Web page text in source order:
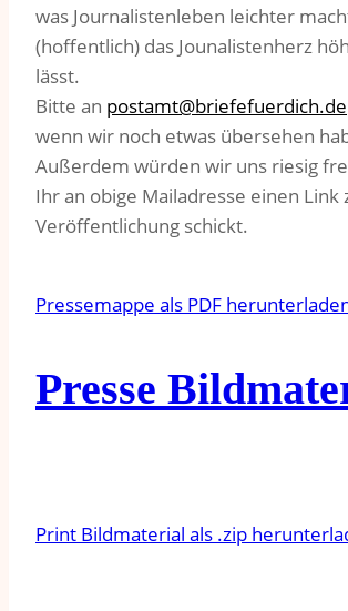
was Journalistenleben leichter
(hoffentlich) das Jounalistenherz
lässt.
Bitte an postamt@briefefuerdich.de
wenn wir noch etwas übersehen
Außerdem würden wir uns riesig
Ihr an obige Mailadresse einen Link
Veröffentlichung schickt.
Pressemappe als PDF
Presse
Print Bildmaterial als .zip